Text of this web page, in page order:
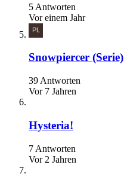
5 Antworten
Vor einem Jahr
Snowpiercer (Serie)
39 Antworten
Vor 7 Jahren
Hysteria!
7 Antworten
Vor 2 Jahren